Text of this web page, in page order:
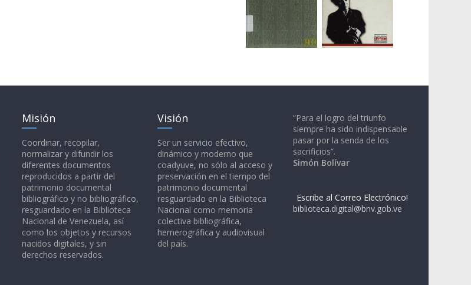
Misión
Coordinar, recopilar,
normalizar y difundir los
diferentes documentos
reproducidos a partir del
patrimonio documental
bibliográfico y no bibliográfico,
resguardado en la Biblioteca
Nacional de Venezuela, así
como los objetos y recursos
nacidos digitales, y sin
derechos reservados.
Visión
Ser un servicio efectivo,
dinámico y moderno que
coadyuve, no sólo al acceso y
preservación en el tiempo del
patrimonio documental
resguardado en la Biblioteca
Nacional como memoria
colectiva bibliográfica,
hemerográfica y audiovisual
del país.
“Para el logro del triunfo
siempre ha sido indispensable
pasar por la senda de los
sacrificios”.
Simón Bolívar
Escribe al Correo Electrónico!
biblioteca.digital@bnv.gob.ve